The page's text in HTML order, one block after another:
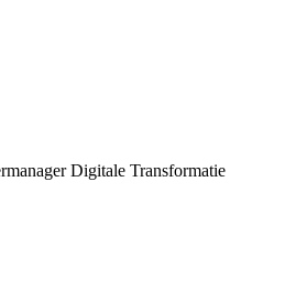
Digitale Transformatie